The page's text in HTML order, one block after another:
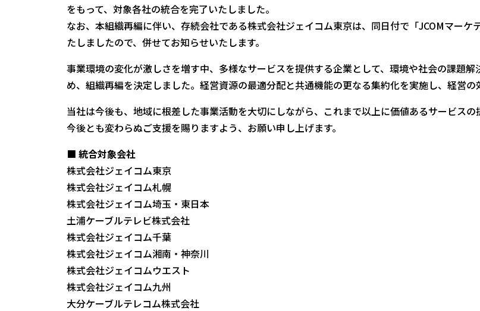
をもって、対象各社の統合を完了いたしました。
なお、本組織再編に伴い、存続会社である株式会社ジェイコム東京は、同日付で「JCOMマー
たしましたので、併せてお知らせいたします。
事業環境の変化が激しさを増す中、多様なサービスを提供する企業として、環境や社会の課題
め、組織再編を決定しました。経営資源の最適分配と共通機能の更なる集約化を実施し、経営の
当社は今後も、地域に根差した事業活動を大切にしながら、これまで以上に価値あるサービスの
今後とも変わらぬご支援を賜りますよう、お願い申し上げます。
■ 統合対象会社
株式会社ジェイコム東京
株式会社ジェイコム札幌
株式会社ジェイコム埼玉・東日本
土浦ケーブルテレビ株式会社
株式会社ジェイコム千葉
株式会社ジェイコム湘南・神奈川
株式会社ジェイコムウエスト
株式会社ジェイコム九州
大分ケーブルテレコム株式会社